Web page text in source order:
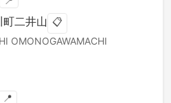
町二井山 📋
OMONOGAWAMACHI
📍